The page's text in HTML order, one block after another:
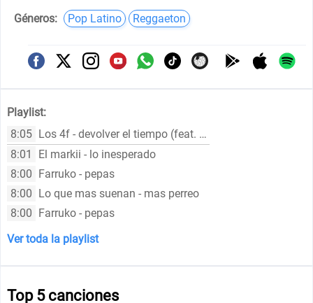
Géneros: Pop Latino Reggaeton
Playlist:
8:05 Los 4f - devolver el tiempo (feat. young cister, kidd voodoo, drefquila, easykid & swift 047)
8:01
El markii - lo inesperado
8:00 Farruko - pepas
8:00 Lo que mas suenan - mas perreo
8:00 Farruko - pepas
Ver toda la playlist
Top 5 canciones